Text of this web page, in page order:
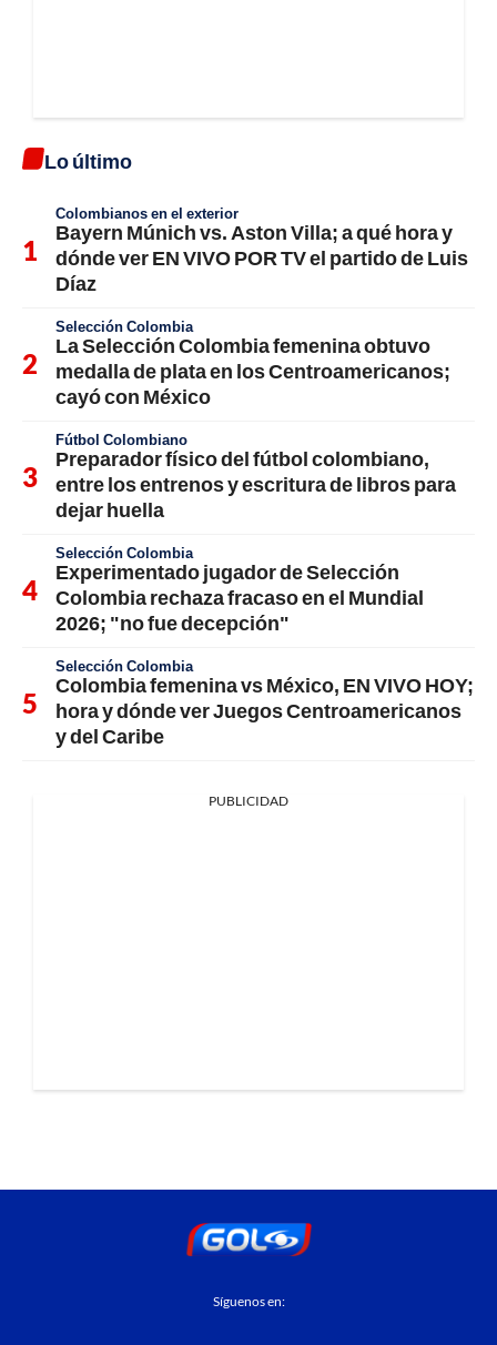
Lo último
Colombianos en el exterior
Bayern Múnich vs. Aston Villa; a qué hora y
dónde ver EN VIVO POR TV el partido de Luis
Díaz
Selección Colombia
La Selección Colombia femenina obtuvo
medalla de plata en los Centroamericanos;
cayó con México
Fútbol Colombiano
Preparador físico del fútbol colombiano,
entre los entrenos y escritura de libros para
dejar huella
Selección Colombia
Experimentado jugador de Selección
Colombia rechaza fracaso en el Mundial
2026; "no fue decepción"
Selección Colombia
Colombia femenina vs México, EN VIVO HOY;
hora y dónde ver Juegos Centroamericanos
y del Caribe
PUBLICIDAD
Síguenos en: